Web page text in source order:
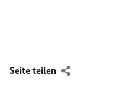
Seite teilen